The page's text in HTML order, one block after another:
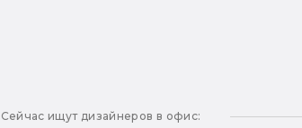
Сейчас ищут дизайнеров в офис: